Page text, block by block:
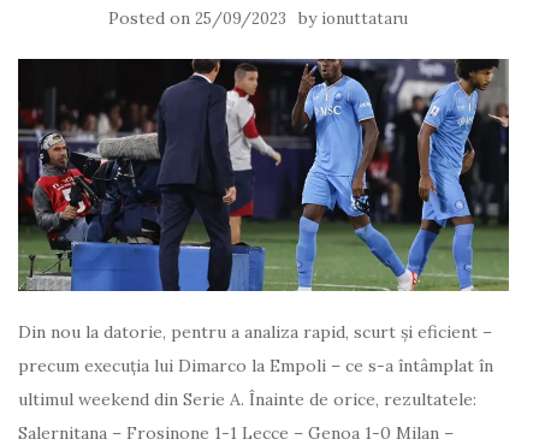
Posted on 25/09/2023 by ionuttataru
Din nou la datorie, pentru a analiza rapid, scurt și eficient –
precum execuția lui Dimarco la Empoli – ce s-a întâmplat în
ultimul weekend din Serie A. Înainte de orice, rezultatele:
Salernitana – Frosinone 1-1 Lecce – Genoa 1-0 Milan –